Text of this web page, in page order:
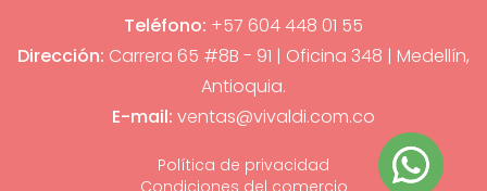
Teléfono: +57 604 448 01 55
Dirección: Carrera 65 #8B - 91 | Oficina 348 | Medellín,
Antioquia.
E-mail: ventas@vivaldi.com.co
Política de privacidad
Condiciones del comercio